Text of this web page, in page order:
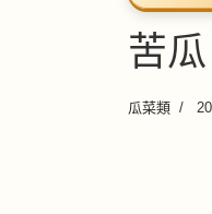
苦
瓜菜類